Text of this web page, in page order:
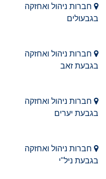
חברות ניהול ואחזקה
בגבעולים
חברות ניהול ואחזקה
בגבעת זאב
חברות ניהול ואחזקה
בגבעת יערים
חברות ניהול ואחזקה
בגבעת ניל"י